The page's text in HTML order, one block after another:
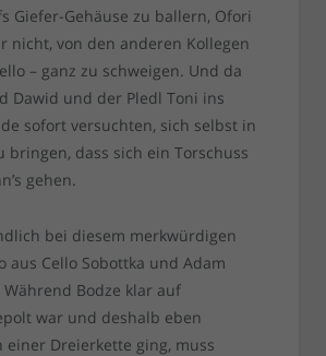
Giefer-Gehäuse zu ballern, Ofori
nicht, von den anderen Kollegen
– ganz zu schweigen. Und da
Dawid und der Pledl Toni ins
sofort versuchten, sich selbst in
bringen, dass sich ein Torschuss
gehen.
bei diesem merkwürdigen
aus Cello Sobottka und Adam
Während Bodze klar auf
war und deshalb eben
einer Dreierkette ging, muss